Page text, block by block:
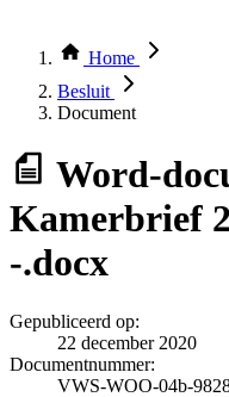
Thema COVID-19
Bekijk per
Home
Besluit
Document
Word-
Kamerbrief
-.docx
Gepubliceerd op:
22 december 2020
Documentnummer:
VWS-WOO-04b-